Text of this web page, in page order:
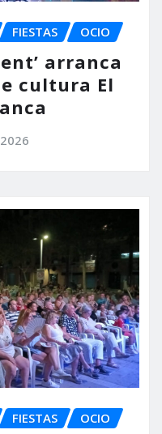
FIESTAS OCIO
arranca
cultura El
FIESTAS OCIO